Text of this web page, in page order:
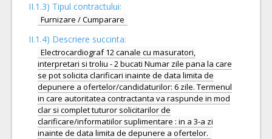
II.1.3) Tipul contractului:
Furnizare / Cumparare
II.1.4) Descriere succinta:
Electrocardiograf 12 canale cu masuratori,
interpretari si troliu - 2 bucati Numar zile pana la care
se pot solicita clarificari inainte de data limita de
depunere a ofertelor/candidaturilor: 6 zile. Termenul
in care autoritatea contractanta va raspunde in mod
clar si complet tuturor solicitarilor de
clarificare/informatiilor suplimentare : in a 3-a zi
inainte de data limita de depunere a ofertelor.